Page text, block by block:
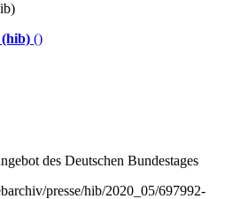
()
des Deutschen Bundestages
presse/hib/2020_05/697992-